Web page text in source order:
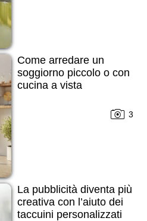
Come arredare un
soggiorno piccolo o con
cucina a vista
3
La pubblicità diventa più
creativa con l’aiuto dei
taccuini personalizzati